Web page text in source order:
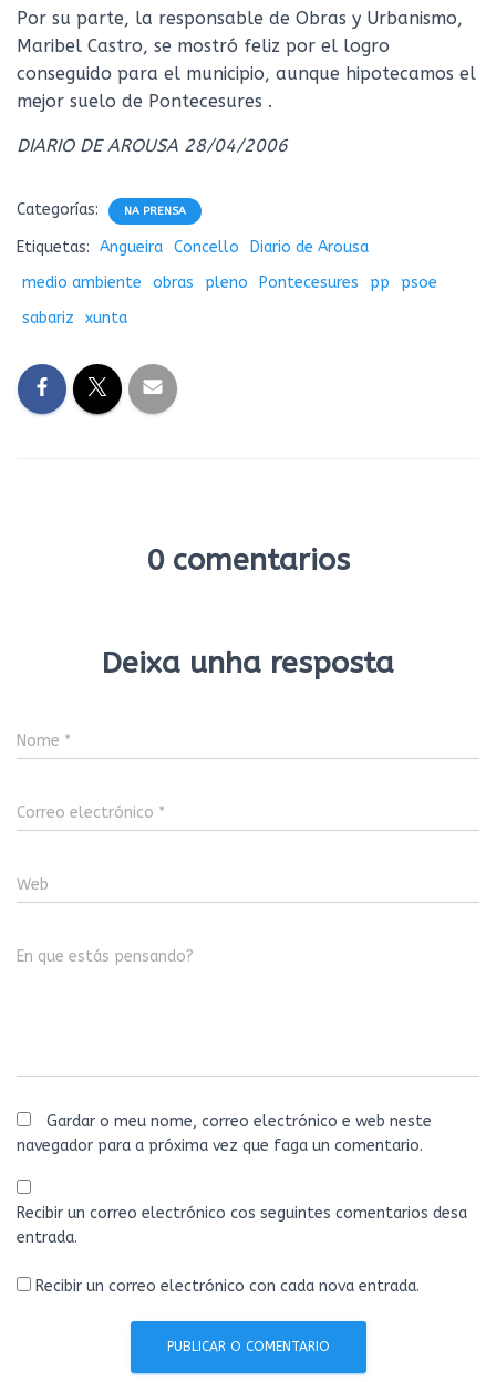
Por su parte, la responsable de Obras y Urbanismo,
Maribel Castro, se mostró feliz por el logro
conseguido para el municipio, aunque hipotecamos el
mejor suelo de Pontecesures .
DIARIO DE AROUSA 28/04/2006
Categorías: NA PRENSA
Etiquetas: Angueira Concello
Diario de Arousa
medio ambiente
obras pleno Pontecesures pp
psoe
sabariz
xunta
0 comentarios
Deixa unha resposta
Nome *
Correo electrónico *
Web
En que estás pensando?
Gardar o meu nome, correo electrónico e web neste
navegador para a próxima vez que faga un comentario.
Recibir un correo electrónico cos seguintes comentarios desa
entrada.
Recibir un correo electrónico con cada nova entrada.